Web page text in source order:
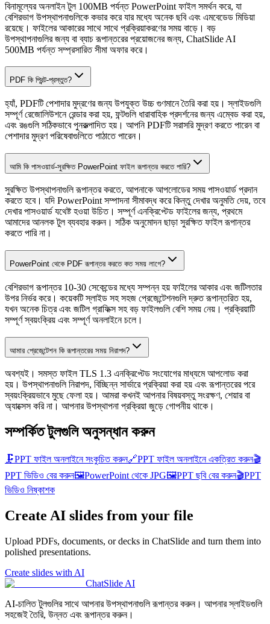
বিনামূল্যের অনলাইন টুল 100MB পর্যন্ত PowerPoint ফাইল সমর্থন করে, যা
বেশিরভাগ উপস্থাপনাগুলিকে কভার করে যার মধ্যে অনেক ছবি এবং এমবেডেড মিডিয়া
রয়েছে। ফাইলের আকারের সাথে সাথে প্রক্রিয়াকরণের সময় বাড়ে। বড়
উপস্থাপনাগুলির জন্য বা ব্যাচ রূপান্তরের প্রয়োজনের জন্য, ChatSlide AI
500MB পর্যন্ত সম্প্রসারিত সীমা অফার করে।
PDF কি প্রিন্ট-প্রস্তুত?
হ্যাঁ, PDFটি পেশাদার মুদ্রণের জন্য উপযুক্ত উচ্চ গুণমানে তৈরি করা হয়। স্লাইডগুলি
সম্পূর্ণ রেজোলিউশনে রেন্ডার করা হয়, ফন্টগুলি ধারাবাহিক প্রদর্শনের জন্য এম্বেড করা হয়,
এবং রঙগুলি সঠিকভাবে পুনরুত্পাদিত হয়। আপনি PDFটি সরাসরি মুদ্রণ করতে পারেন বা
পেশাদার মুদ্রণ পরিষেবাগুলিতে পাঠাতে পারেন।
আমি কি পাসওয়ার্ড-সুরক্ষিত PowerPoint ফাইল রূপান্তর করতে পারি?
সুরক্ষিত উপস্থাপনাগুলি রূপান্তর করতে, আপনাকে আপলোডের সময় পাসওয়ার্ড প্রদান
করতে হবে। যদি PowerPoint সম্পাদনা সীমাবদ্ধ করে কিন্তু দেখার অনুমতি দেয়, তবে
দেখার পাসওয়ার্ড যথেষ্ট হওয়া উচিত। সম্পূর্ণ এনক্রিপ্টেড ফাইলের জন্য, প্রথমে
আমাদের আনলক টুল ব্যবহার করুন। সঠিক অনুমোদন ছাড়া সুরক্ষিত ফাইল রূপান্তর
করতে পারি না।
PowerPoint থেকে PDF রূপান্তর করতে কত সময় লাগে?
বেশিরভাগ রূপান্তর 10-30 সেকেন্ডের মধ্যে সম্পন্ন হয় ফাইলের আকার এবং জটিলতার
উপর নির্ভর করে। কয়েকটি স্লাইড সহ সহজ প্রেজেন্টেশনগুলি দ্রুত রূপান্তরিত হয়,
যখন অনেক চিত্র এবং জটিল গ্রাফিক্স সহ বড় ফাইলগুলি বেশি সময় নেয়। প্রক্রিয়াটি
সম্পূর্ণ স্বয়ংক্রিয় এবং সম্পূর্ণ অনলাইনে চলে।
আমার প্রেজেন্টেশন কি রূপান্তরের সময় নিরাপদ?
অবশ্যই। সমস্ত ফাইল TLS 1.3 এনক্রিপ্টেড সংযোগের মাধ্যমে আপলোড করা
হয়। উপস্থাপনাগুলি নিরাপদ, বিচ্ছিন্ন সার্ভারে প্রক্রিয়া করা হয় এবং রূপান্তরের পরে
স্বয়ংক্রিয়ভাবে মুছে ফেলা হয়। আমরা কখনই আপনার বিষয়বস্তু সংরক্ষণ, শেয়ার বা
অ্যাক্সেস করি না। আপনার উপস্থাপনা প্রক্রিয়া জুড়ে গোপনীয় থাকে।
সম্পর্কিত টুলগুলি অনুসন্ধান করুন
🗜️PPT ফাইল অনলাইনে সংকুচিত করুন🔗PPT ফাইল অনলাইনে একত্রিত করুন🎬
PPT ভিডিও বের করুন🖼️PowerPoint থেকে JPG🖼️PPT ছবি বের করুন🎬PPT
ভিডিও নিষ্কাশক
Create AI slides from your file
Upload PDFs, documents, or decks in ChatSlide and turn them into
polished presentations.
Create slides with AI
ChatSlide AI
AI-চালিত টুলগুলির সাথে আপনার উপস্থাপনাগুলি রূপান্তর করুন। আপনার স্লাইডগুলি
সহজেই তৈরি, উন্নত এবং রূপান্তর করুন।